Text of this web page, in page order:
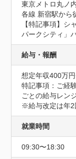
東京メトロ丸ノ
各線 新宿駅から
【特記事項】シ
パークシティ」
給与・報酬
想定年収400万
特記事項：ご経
ごとの給与レン
※給与改定は年2
就業時間
09:30〜18:30